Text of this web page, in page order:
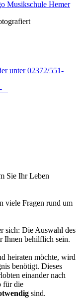
unter 02372/551-
Sie Ihr Leben
viele Fragen rund um
sich: Die Auswahl des
Ihnen behilflich sein.
heiraten möchte, wird
benötigt. Dieses
einander nach
für die
sind.